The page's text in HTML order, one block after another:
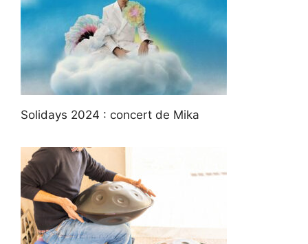
Solidays 2024 : concert de Mika